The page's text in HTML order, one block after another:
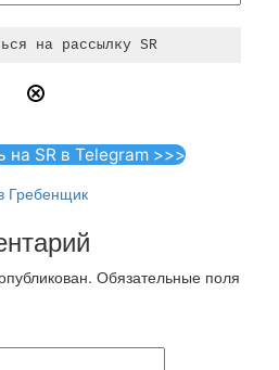
на SR в Telegram >>>
Гребенщик
Обязательные поля